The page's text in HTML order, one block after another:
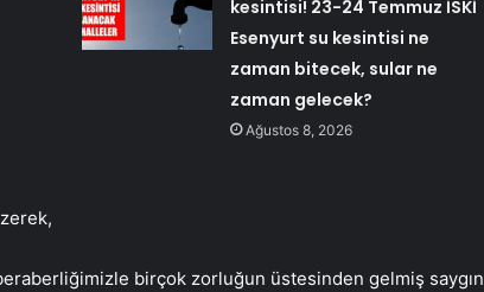
kesintisi! 23-24 Temmuz İSKİ
Esenyurt su kesintisi ne
zaman bitecek, sular ne
zaman gelecek?
Ağustos 8, 2026
birçok zorluğun üstesinden gelmiş saygın